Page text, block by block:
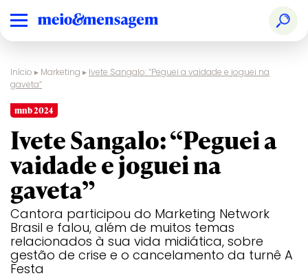
Início ▸ Marketing ▸ Ivete Sangalo: “Peguei a vaidade e joguei na
gaveta”
mnb 2024
Ivete Sangalo: “Peguei a
vaidade e joguei na
gaveta”
Cantora participou do Marketing Network
Brasil e falou, além de muitos temas
relacionados à sua vida midiática, sobre
gestão de crise e o cancelamento da turnê A
Festa